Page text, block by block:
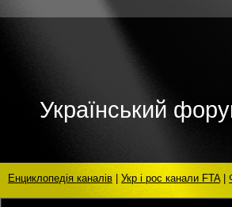
Український
Енциклопедія каналів Укр і рос канали FTA|